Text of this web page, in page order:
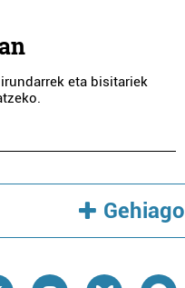
eta bisitariek
Gehiago